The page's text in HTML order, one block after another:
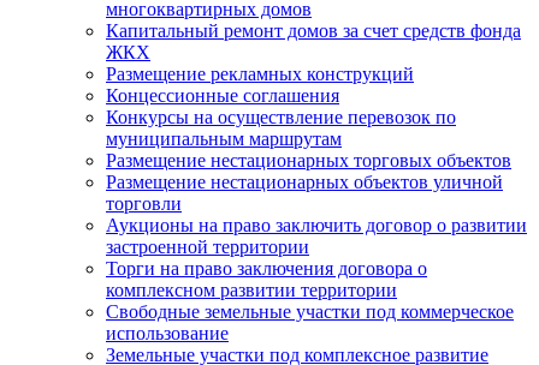
многоквартирных домов
Капитальный ремонт домов за счет средств фонда
ЖКХ
Размещение рекламных конструкций
Концессионные соглашения
Конкурсы на осуществление перевозок по
муниципальным маршрутам
Размещение нестационарных торговых объектов
Размещение нестационарных объектов уличной
торговли
Аукционы на право заключить договор о развитии
застроенной территории
Торги на право заключения договора о
комплексном развитии территории
Свободные земельные участки под коммерческое
использование
Земельные участки под комплексное развитие